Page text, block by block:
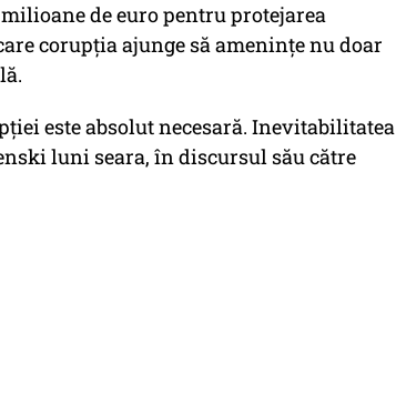
de euro pentru protejarea
corupția ajunge să amenințe nu doar
este absolut necesară. Inevitabilitatea
luni seara, în discursul său către